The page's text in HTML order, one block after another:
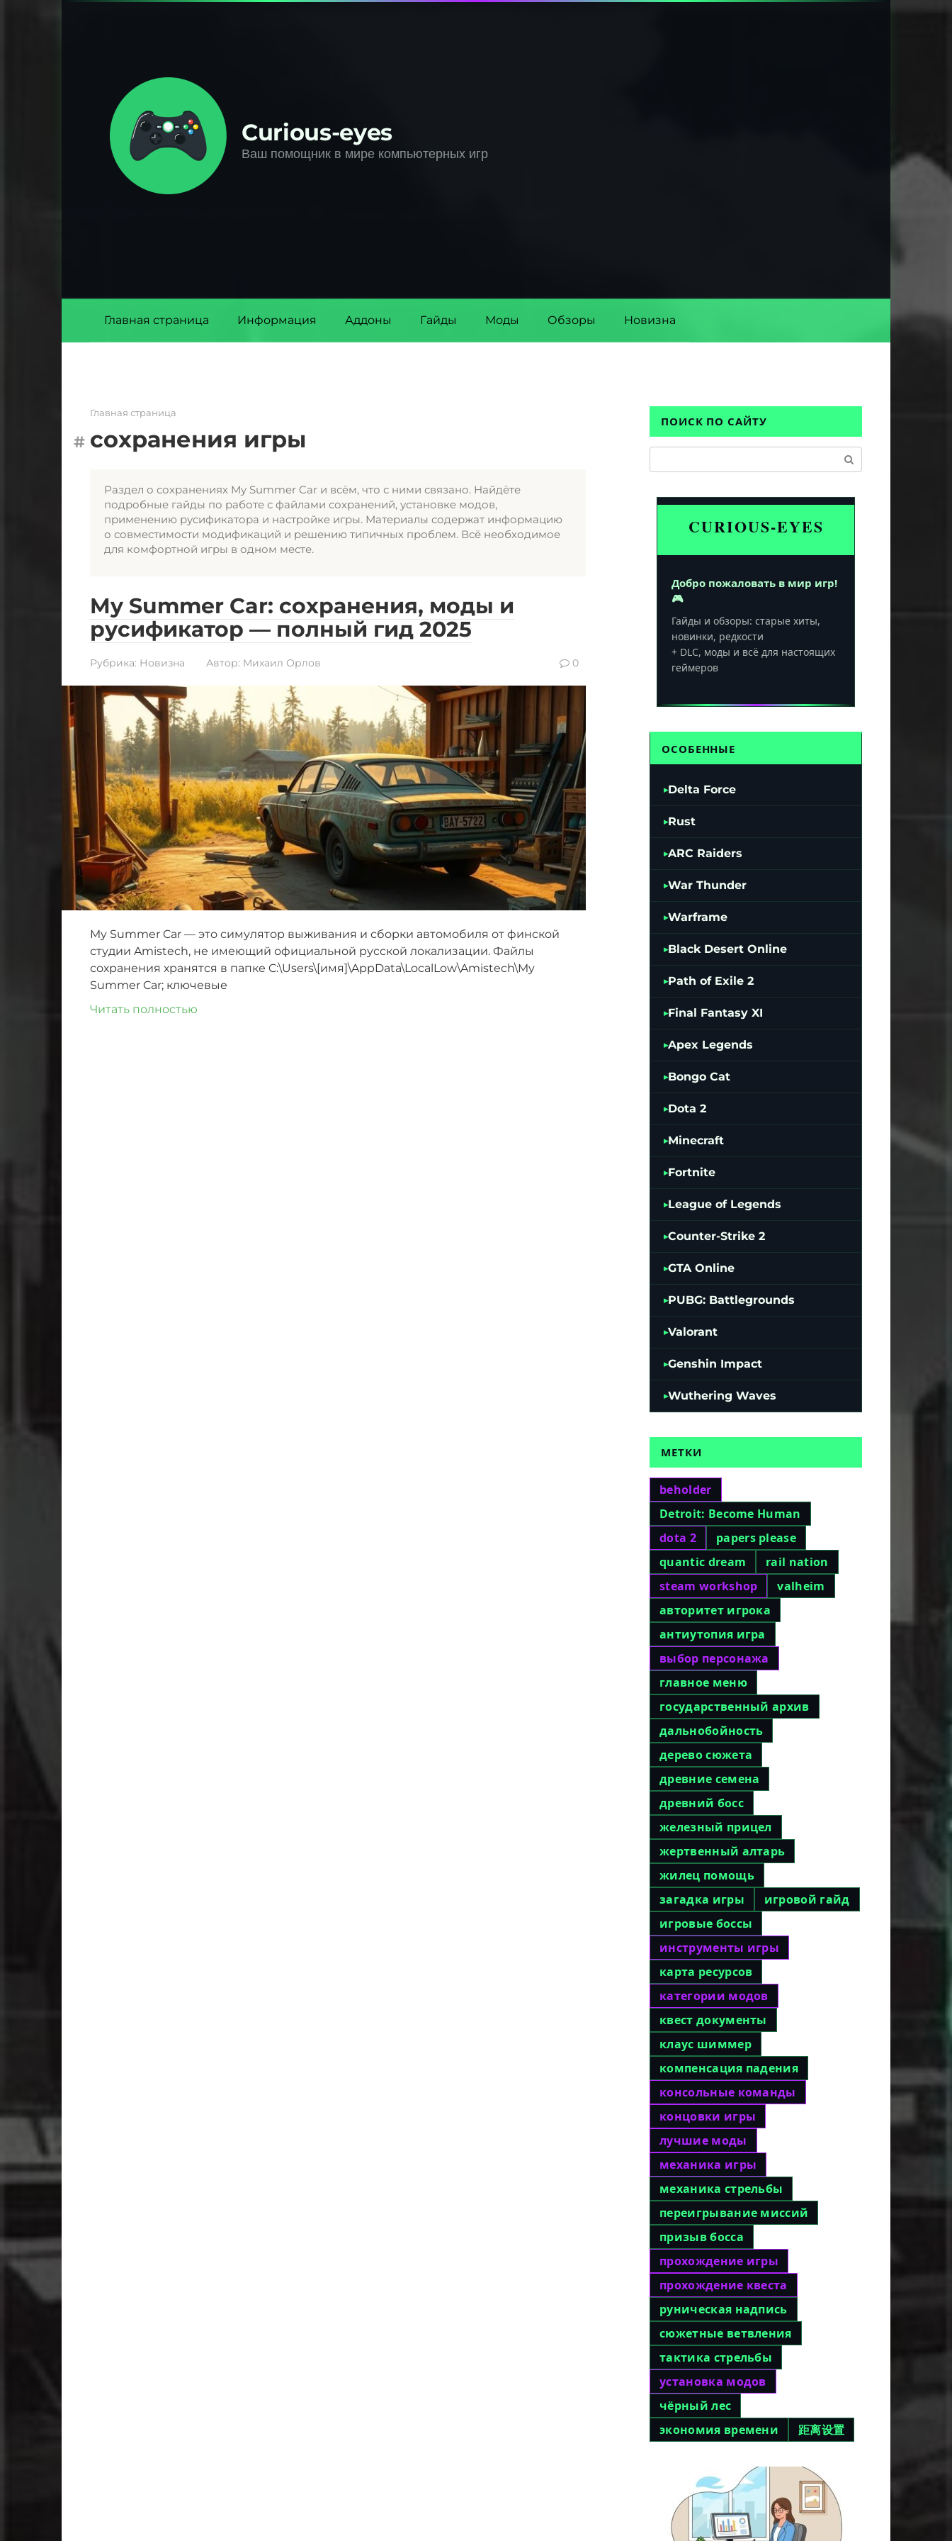
Curious-eyes
Ваш помощник в мире компьютерных игр
Главная страница Информация Аддоны Гайды Моды Обзоры Новизна
Главная страница
сохранения игры
Раздел о сохранениях My Summer Car и всём, что с ними связано. Найдёте
подробные гайды по работе с файлами сохранений, установке модов,
применению русификатора и настройке игры. Материалы содержат информацию
о совместимости модификаций и решению типичных проблем. Всё необходимое
для комфортной игры в одном месте.
My Summer Car: сохранения, моды и
русификатор — полный гид 2025
Рубрика: Новизна Автор: Михаил Орлов 0
My Summer Car — это симулятор выживания и сборки автомобиля от финской
студии Amistech, не имеющий официальной русской локализации. Файлы
сохранения хранятся в папке C:\Users\[имя]\AppData\LocalLow\Amistech\My
Summer Car; ключевые
Читать полностью
ПОИСК ПО САЙТУ
CURIOUS-EYES
Добро пожаловать в мир игр!
🎮
Гайды и обзоры: старые хиты,
новинки, редкости
+ DLC, моды и всё для настоящих
геймеров
ОСОБЕННЫЕ
Delta Force
Rust
ARC Raiders
War Thunder
Warframe
Black Desert Online
Path of Exile 2
Final Fantasy XI
Apex Legends
Bongo Cat
Dota 2
Minecraft
Fortnite
League of Legends
Counter-Strike 2
GTA Online
PUBG: Battlegrounds
Valorant
Genshin Impact
Wuthering Waves
МЕТКИ
beholder
Detroit: Become Human
dota 2
papers please
quantic dream
rail nation
steam workshop
valheim
авторитет игрока
антиутопия игра
выбор персонажа
главное меню
государственный архив
дальнобойность
дерево сюжета
древние семена
древний босс
железный прицел
жертвенный алтарь
жилец помощь
загадка игры
игровой гайд
игровые боссы
инструменты игры
карта ресурсов
категории модов
квест документы
клаус шиммер
компенсация падения
консольные команды
концовки игры
лучшие моды
механика игры
механика стрельбы
переигрывание миссий
призыв босса
прохождение игры
прохождение квеста
руническая надпись
сюжетные ветвления
тактика стрельбы
установка модов
чёрный лес
экономия времени
距离设置